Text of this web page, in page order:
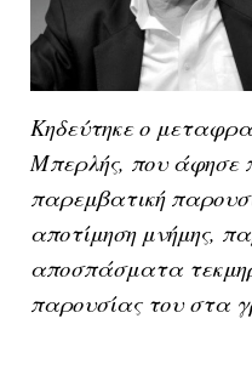
Κηδεύτηκε ο
Μπερλής, που άφησε
παρεμβατική
αποτίμηση μνήμης,
αποσπάσματα
παρουσίας του στα